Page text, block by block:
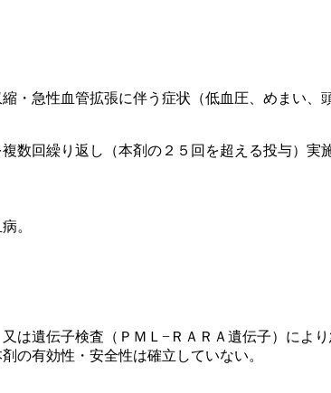
・急性血管拡張に伴う症状（低血圧、めまい
数回繰り返し（本剤の２５回を超える投与）実
。
は遺伝子検査（ＰＭＬ−ＲＡＲＡ遺伝子）によ
の有効性・安全性は確立していない。